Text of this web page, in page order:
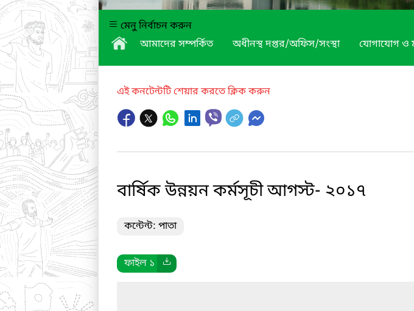
মেনু নির্বাচন করুন
আমাদের সম্পর্কিত
অধীনস্থ দপ্তর/অফিস/সংস্থা যোগাযোগ ও
এই কনটেন্টটি শেয়ার করতে ক্লিক করুন
বার্ষিক উন্নয়ন কর্মসূচী আগস্ট- ২০১৭
কন্টেন্ট: পাতা
ফাইল ১